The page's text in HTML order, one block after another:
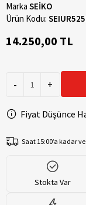
Marka SEİKO
Ürün Kodu:
14.250,00 TL
- +
Fiyat Düşünce
Saat 15:00’a kadar
Stokta Var